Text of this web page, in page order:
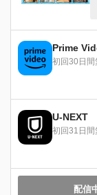
Prime
初回30日間
U-NEXT
初回31日間
配信